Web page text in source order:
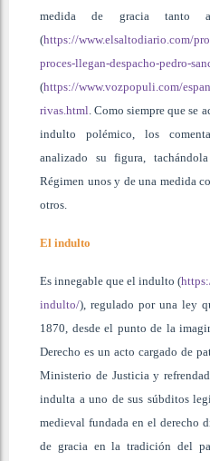
medida de gracia tanto
(https://www.elsaltodiario.com/
proces-llegan-despacho-pedro-
(https://www.vozpopuli.com/
rivas.html . Como siempre que se
indulto polémico, los
analizado su figura,
Régimen unos y de una medida
otros.
El indulto
Es innegable que el indulto (
indulto/), regulado por una ley
1870, desde el punto de la
Derecho es un acto cargado de
Ministerio de Justicia y
indulta a uno de sus súbditos
medieval fundada en el derecho
de gracia en la tradición del